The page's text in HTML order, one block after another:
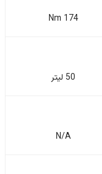
174 Nm
50 لیتر
N/A